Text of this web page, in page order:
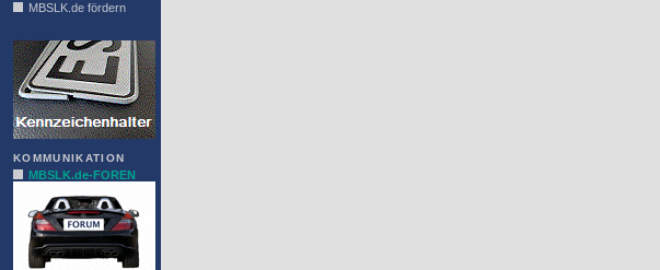
MBSLK.de fördern
KOMMUNIKATION
MBSLK.de-FOREN